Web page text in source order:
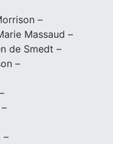
–
Massaud –
de Smedt –
–
–